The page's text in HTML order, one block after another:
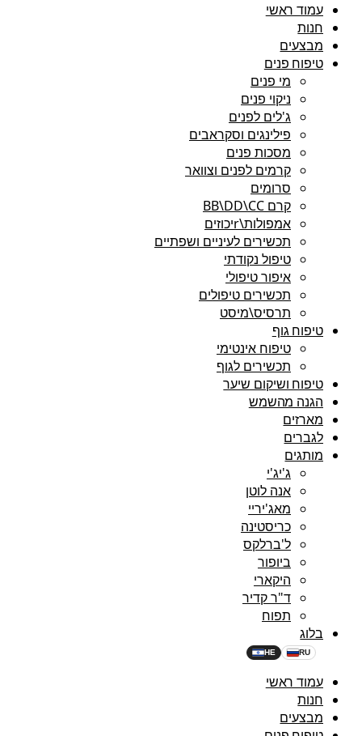
עמוד ראשי
חנות
מבצעים
טיפוח פנים
מי פנים
ניקוי פנים
ג'לים לפנים
פילינגים וסקראבים
מסכות פנים
קרמים לפנים וצוואר
סרומים
קרם BB\DD\CC
אמפולות\rיכוזים
תכשירים לעיניים ושפתיים
טיפול נקודתי
איפור טיפולי
תכשירים טיפולים
תרסיס\מיסט
טיפוח גוף
טיפוח אינטימי
תכשירים לגוף
טיפוח ושיקום שיער
הגנה מהשמש
מארזים
לגברים
מותגים
ג'יג'י
אנה לוטן
מאג'יריי
כריסטינה
ל'ברלקס
ביופור
היקארי
ד"ר קדיר
תפוח
בלוג
HE RU
עמוד ראשי
חנות
מבצעים